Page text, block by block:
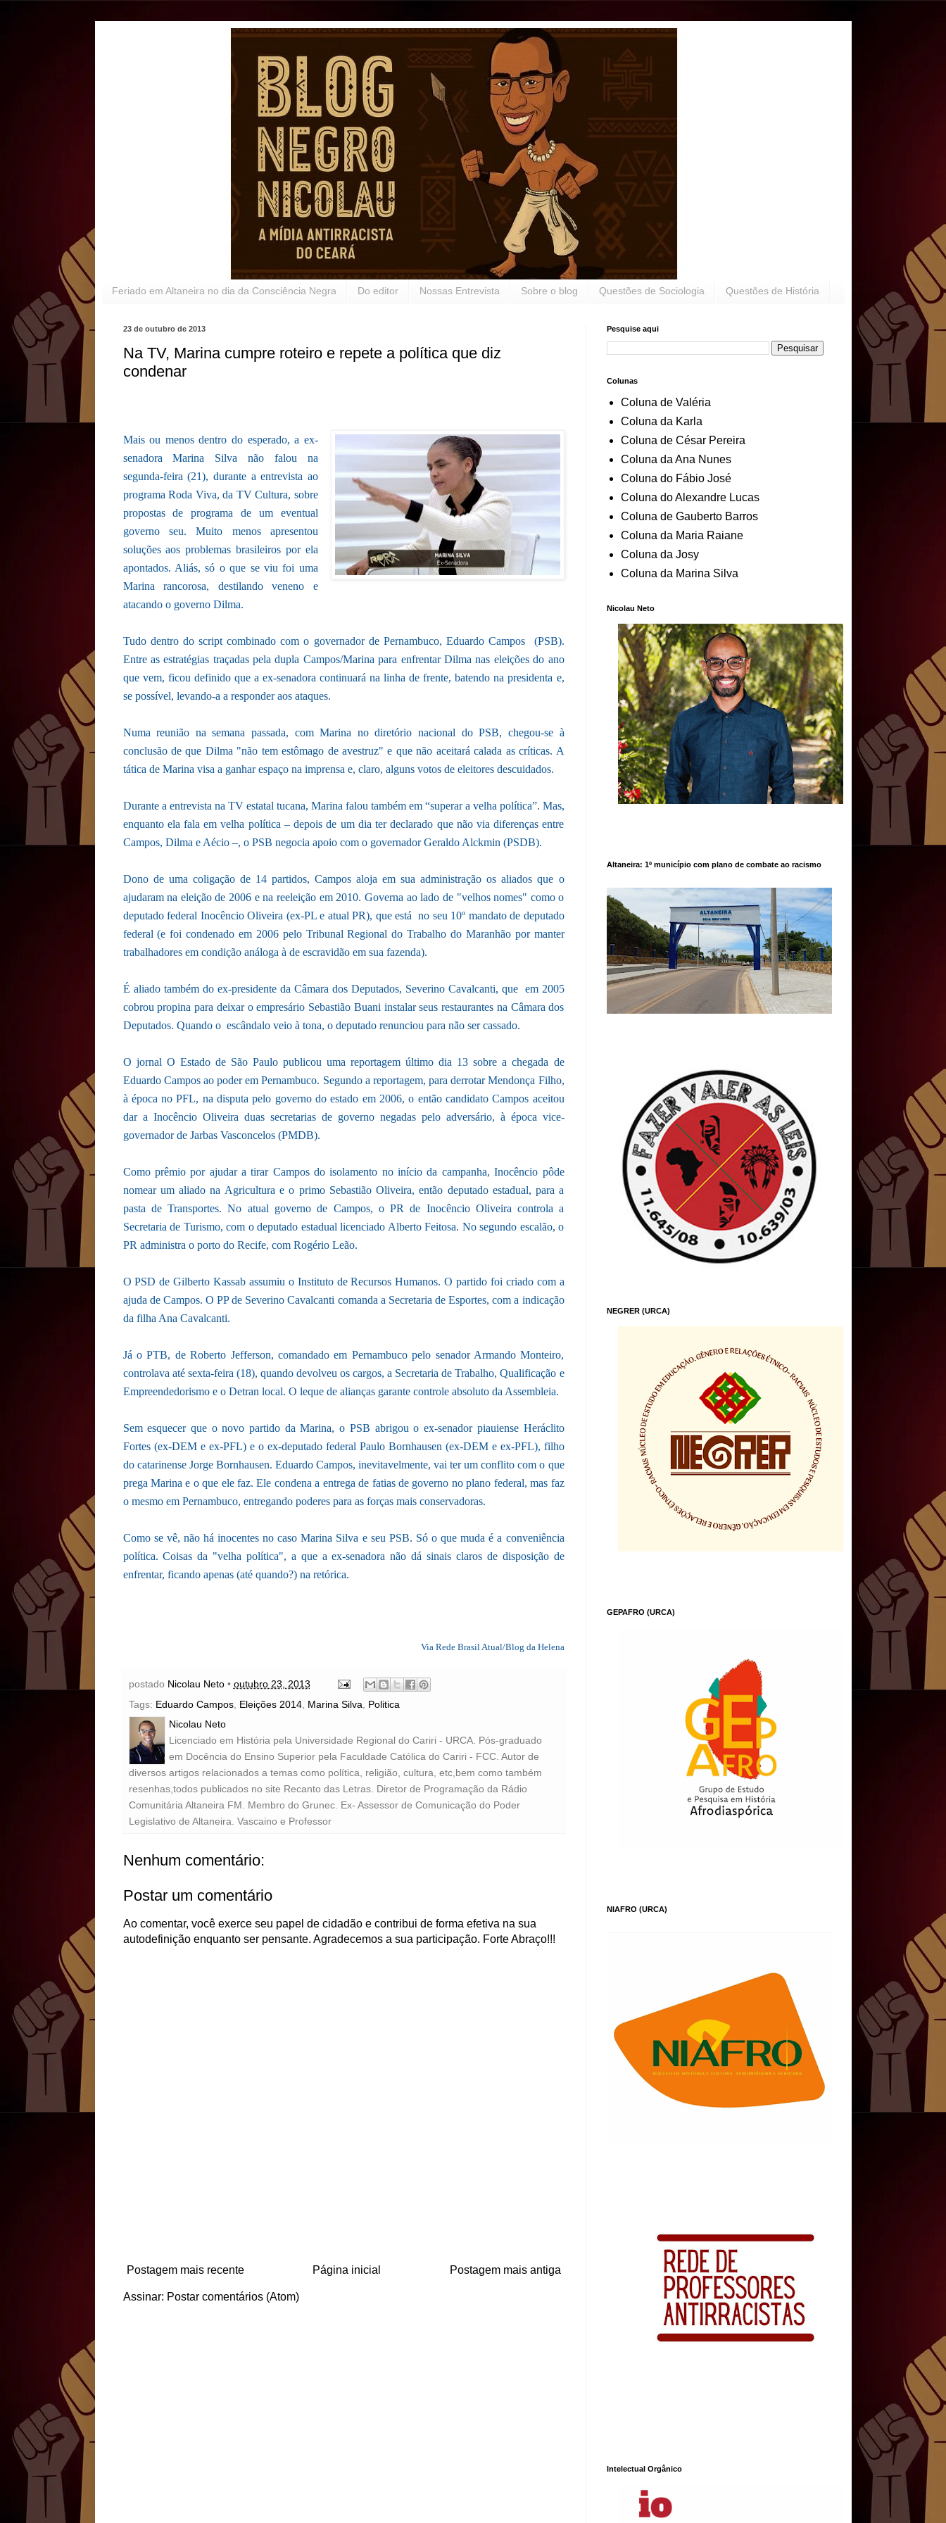
Feriado em Altaneira no dia da Consciência Negra Do editor Nossas Entrevista Sobre o blog Questões de Sociologia Questões de História
23 de outubro de 2013
Na TV, Marina cumpre roteiro e repete a política que diz
condenar
Mais ou menos dentro do esperado, a ex-
senadora Marina Silva não falou na
segunda-feira (21), durante a entrevista ao
programa Roda Viva, da TV Cultura, sobre
propostas de programa de um eventual
governo seu. Muito menos apresentou
soluções aos problemas brasileiros por ela
apontados. Aliás, só o que se viu foi uma
Marina rancorosa, destilando veneno e
atacando o governo Dilma.
Tudo dentro do script combinado com o governador de Pernambuco, Eduardo Campos (PSB).
Entre as estratégias traçadas pela dupla Campos/Marina para enfrentar Dilma nas eleições do ano
que vem, ficou definido que a ex-senadora continuará na linha de frente, batendo na presidenta e,
se possível, levando-a a responder aos ataques.
Numa reunião na semana passada, com Marina no diretório nacional do PSB, chegou-se à
conclusão de que Dilma "não tem estômago de avestruz" e que não aceitará calada as críticas. A
tática de Marina visa a ganhar espaço na imprensa e, claro, alguns votos de eleitores descuidados.
Durante a entrevista na TV estatal tucana, Marina falou também em “superar a velha política”. Mas,
enquanto ela fala em velha política – depois de um dia ter declarado que não via diferenças entre
Campos, Dilma e Aécio –, o PSB negocia apoio com o governador Geraldo Alckmin (PSDB).
Dono de uma coligação de 14 partidos, Campos aloja em sua administração os aliados que o
ajudaram na eleição de 2006 e na reeleição em 2010. Governa ao lado de "velhos nomes" como o
deputado federal Inocêncio Oliveira (ex-PL e atual PR), que está no seu 10º mandato de deputado
federal (e foi condenado em 2006 pelo Tribunal Regional do Trabalho do Maranhão por manter
trabalhadores em condição análoga à de escravidão em sua fazenda).
É aliado também do ex-presidente da Câmara dos Deputados, Severino Cavalcanti, que em 2005
cobrou propina para deixar o empresário Sebastião Buani instalar seus restaurantes na Câmara dos
Deputados. Quando o escândalo veio à tona, o deputado renunciou para não ser cassado.
O jornal O Estado de São Paulo publicou uma reportagem último dia 13 sobre a chegada de
Eduardo Campos ao poder em Pernambuco. Segundo a reportagem, para derrotar Mendonça Filho,
à época no PFL, na disputa pelo governo do estado em 2006, o então candidato Campos aceitou
dar a Inocêncio Oliveira duas secretarias de governo negadas pelo adversário, à época vice-
governador de Jarbas Vasconcelos (PMDB).
Como prêmio por ajudar a tirar Campos do isolamento no início da campanha, Inocêncio pôde
nomear um aliado na Agricultura e o primo Sebastião Oliveira, então deputado estadual, para a
pasta de Transportes. No atual governo de Campos, o PR de Inocêncio Oliveira controla a
Secretaria de Turismo, com o deputado estadual licenciado Alberto Feitosa. No segundo escalão, o
PR administra o porto do Recife, com Rogério Leão.
O PSD de Gilberto Kassab assumiu o Instituto de Recursos Humanos. O partido foi criado com a
ajuda de Campos. O PP de Severino Cavalcanti comanda a Secretaria de Esportes, com a indicação
da filha Ana Cavalcanti.
Já o PTB, de Roberto Jefferson, comandado em Pernambuco pelo senador Armando Monteiro,
controlava até sexta-feira (18), quando devolveu os cargos, a Secretaria de Trabalho, Qualificação e
Empreendedorismo e o Detran local. O leque de alianças garante controle absoluto da Assembleia.
Sem esquecer que o novo partido da Marina, o PSB abrigou o ex-senador piauiense Heráclito
Fortes (ex-DEM e ex-PFL) e o ex-deputado federal Paulo Bornhausen (ex-DEM e ex-PFL), filho
do catarinense Jorge Bornhausen. Eduardo Campos, inevitavelmente, vai ter um conflito com o que
prega Marina e o que ele faz. Ele condena a entrega de fatias de governo no plano federal, mas faz
o mesmo em Pernambuco, entregando poderes para as forças mais conservadoras.
Como se vê, não há inocentes no caso Marina Silva e seu PSB. Só o que muda é a conveniência
política. Coisas da "velha política", a que a ex-senadora não dá sinais claros de disposição de
enfrentar, ficando apenas (até quando?) na retórica.
Via Rede Brasil Atual/Blog da Helena
postado Nicolau Neto • outubro 23, 2013
Tags: Eduardo Campos, Eleições 2014, Marina Silva
Politica
Nicolau Neto
Licenciado em História pela Universidade Regional do Cariri - URCA. Pós-graduado
em Docência do Ensino Superior pela Faculdade Católica do Cariri - FCC. Autor de
diversos artigos relacionados a temas como política, religião, cultura, etc,bem como também
resenhas,todos publicados no site Recanto das Letras. Diretor de Programação da Rádio
Comunitária Altaneira FM. Membro do Grunec. Ex- Assessor de Comunicação do Poder
Legislativo de Altaneira. Vascaino e Professor
Nenhum comentário:
Postar um comentário
Ao comentar, você exerce seu papel de cidadão e contribui de forma efetiva na sua
autodefinição enquanto ser pensante. Agradecemos a sua participação. Forte Abraço!!!
Postagem mais recente Postagem mais antiga
Página inicial
Assinar: Postar comentários (Atom)
Pesquise aqui
Colunas
Coluna de Valéria
Coluna da Karla
Coluna de César Pereira
Coluna da Ana Nunes
Coluna do Fábio José
Coluna do Alexandre Lucas
Coluna de Gauberto Barros
Coluna da Maria Raiane
Coluna da Josy
Coluna da Marina Silva
Nicolau Neto
Altaneira: 1º município com plano de combate ao racismo
NEGRER (URCA)
GEPAFRO (URCA)
NIAFRO (URCA)
Intelectual Orgânico